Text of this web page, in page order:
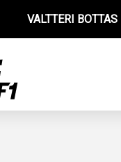
VALTTERI BOTTAS